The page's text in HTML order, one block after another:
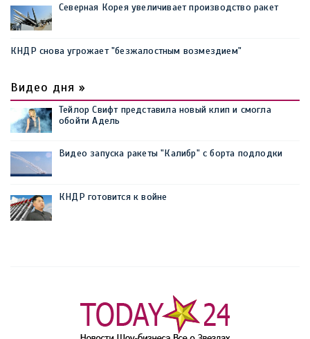
Северная Корея увеличивает производство ракет
КНДР снова угрожает "безжалостным возмездием"
Видео дня »
Тейлор Свифт представила новый клип и смогла
обойти Адель
Видео запуска ракеты "Калибр" с борта подлодки
КНДР готовится к войне